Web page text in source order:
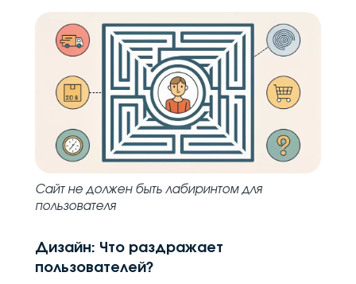
Сайт не должен быть лабиринтом для
пользователя
Дизайн: Что раздражает
пользователей?